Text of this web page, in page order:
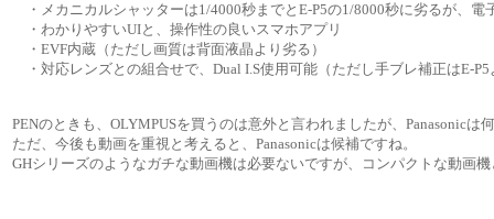
・メカニカルシャッターは1/4000秒までとE-P5の1/8000秒に劣るが、電
・わかりやすいUIと、操作性の良いスマホアプリ
・EVF内蔵（ただし画質は背面液晶より劣る）
・対応レンズとの組合せで、Dual I.S使用可能（ただし手ブレ補正はE-P5
PENのときも、OLYMPUSを買うのは意外と言われましたが、Panasonic
ただ、今後も動画を重視と考えると、Panasonicは候補ですね。
GHシリーズのようなガチな動画機は必要ないですが、コンパクトな動画